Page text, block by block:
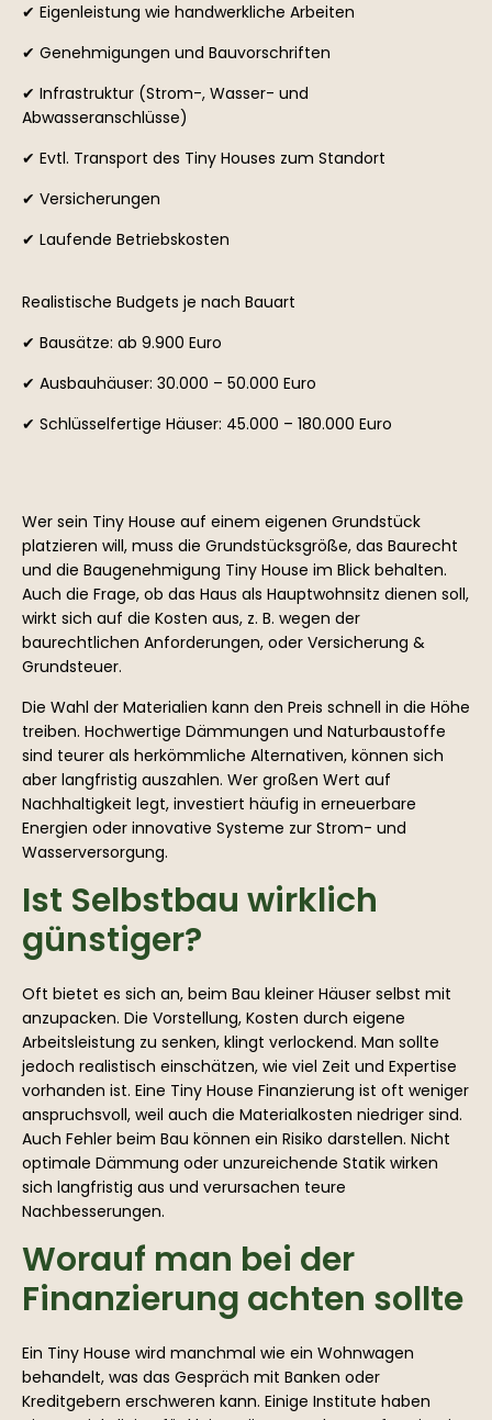
✔ Eigenleistung wie handwerkliche Arbeiten
✔ Genehmigungen und Bauvorschriften
✔ Infrastruktur (Strom-, Wasser- und
Abwasseranschlüsse)
✔ Evtl. Transport des Tiny Houses zum Standort
✔ Versicherungen
✔ Laufende Betriebskosten
Realistische Budgets je nach Bauart
✔ Bausätze: ab 9.900 Euro
✔ Ausbauhäuser: 30.000 – 50.000 Euro
✔ Schlüsselfertige Häuser: 45.000 – 180.000 Euro
Wer sein Tiny House auf einem eigenen Grundstück
platzieren will, muss die Grundstücksgröße, das Baurecht
und die Baugenehmigung Tiny House im Blick behalten.
Auch die Frage, ob das Haus als Hauptwohnsitz dienen soll,
wirkt sich auf die Kosten aus, z. B. wegen der
baurechtlichen Anforderungen, oder Versicherung &
Grundsteuer.
Die Wahl der Materialien kann den Preis schnell in die Höhe
treiben. Hochwertige Dämmungen und Naturbaustoffe
sind teurer als herkömmliche Alternativen, können sich
aber langfristig auszahlen. Wer großen Wert auf
Nachhaltigkeit legt, investiert häufig in erneuerbare
Energien oder innovative Systeme zur Strom- und
Wasserversorgung.
Ist Selbstbau wirklich
günstiger?
Oft bietet es sich an, beim Bau kleiner Häuser selbst mit
anzupacken. Die Vorstellung, Kosten durch eigene
Arbeitsleistung zu senken, klingt verlockend. Man sollte
jedoch realistisch einschätzen, wie viel Zeit und Expertise
vorhanden ist. Eine Tiny House Finanzierung ist oft weniger
anspruchsvoll, weil auch die Materialkosten niedriger sind.
Auch Fehler beim Bau können ein Risiko darstellen. Nicht
optimale Dämmung oder unzureichende Statik wirken
sich langfristig aus und verursachen teure
Nachbesserungen.
Worauf man bei der
Finanzierung achten sollte
Ein Tiny House wird manchmal wie ein Wohnwagen
behandelt, was das Gespräch mit Banken oder
Kreditgebern erschweren kann. Einige Institute haben